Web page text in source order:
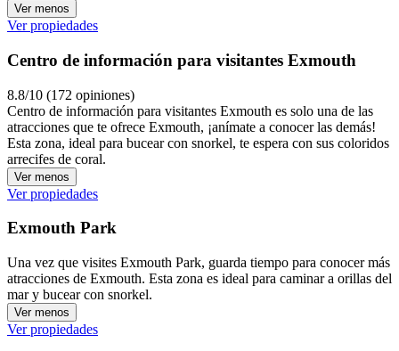
Ver menos
Ver propiedades
Centro de información para visitantes Exmouth
8.8/10 (172 opiniones)
Centro de información para visitantes Exmouth es solo una de las
atracciones que te ofrece Exmouth, ¡anímate a conocer las demás!
Esta zona, ideal para bucear con snorkel, te espera con sus coloridos
arrecifes de coral.
Ver menos
Ver propiedades
Exmouth Park
Una vez que visites Exmouth Park, guarda tiempo para conocer más
atracciones de Exmouth. Esta zona es ideal para caminar a orillas del
mar y bucear con snorkel.
Ver menos
Ver propiedades